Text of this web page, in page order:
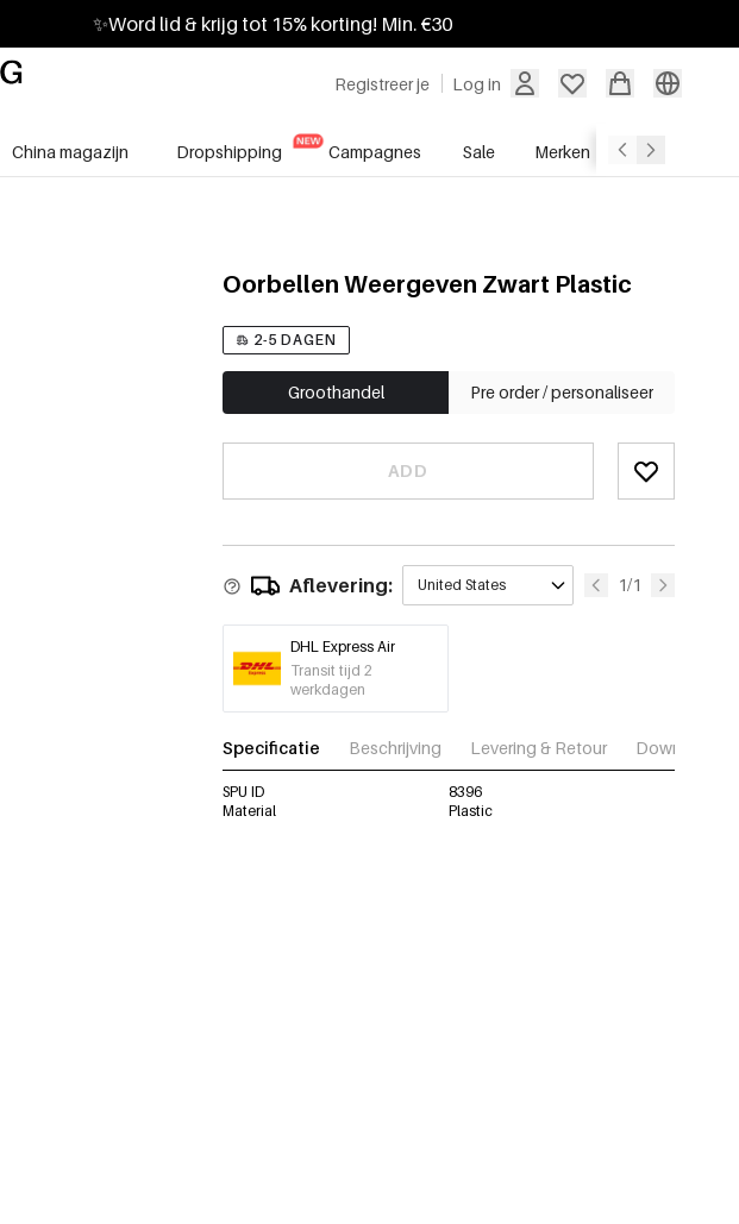
✨Word lid & krijg tot 15% korting! Min. €30
Registreer je Log in
China magazijn Dropshipping Campagnes Sale Merken
Oorbellen Weergeven Zwart Plastic
2-5 DAGEN
Groothandel Pre order / personaliseer
ADD
Aflevering: United States 1/1
DHL Express Air
Transit tijd 2
werkdagen
Specificatie Beschrijving Levering & Retour Download
SPU ID
8396
Material
Plastic